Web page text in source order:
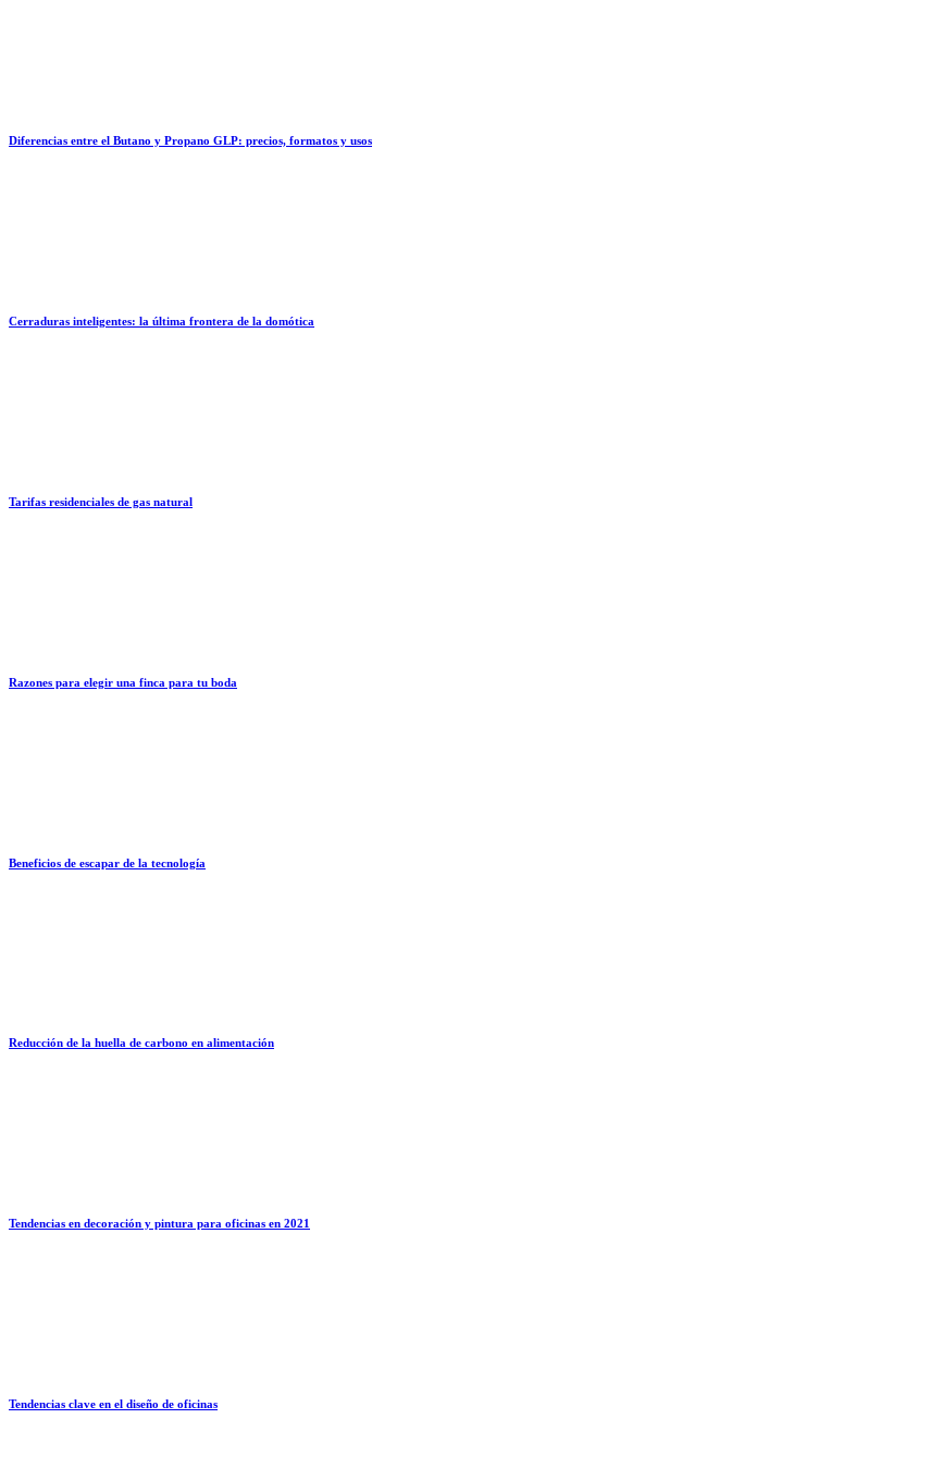
Diferencias entre el Butano y Propano GLP: precios, formatos y usos
Cerraduras inteligentes: la última frontera de la domótica
Tarifas residenciales de gas natural
Razones para elegir una finca para tu boda
Beneficios de escapar de la tecnología
Reducción de la huella de carbono en alimentación
Tendencias en decoración y pintura para oficinas en 2021
Tendencias clave en el diseño de oficinas